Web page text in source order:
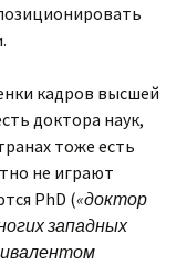
кадров высшей
доктора наук,
тоже есть
не играют
PhD («доктор
западных